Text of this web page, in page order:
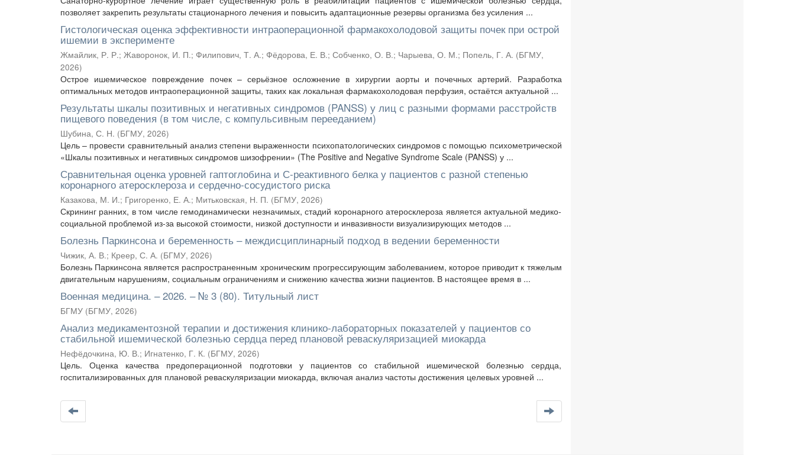
позволяет закрепить результаты стационарного лечения и повысить адаптационные резервы организма без усиления ...
Гистологическая оценка эффективности интраоперационной фармакохолодовой защиты почек при острой
ишемии в эксперименте
Жмайлик, Р. Р.; Жаворонок, И. П.; Филипович, Т. А.; Фёдорова, Е. В.; Собченко, О. В.; Чарыева, О. М.; Попель, Г. А. (БГМУ,
2026)
Острое ишемическое повреждение почек – серьёзное осложнение в хирургии аорты и почечных артерий. Разработка
оптимальных методов интраоперационной защиты, таких как локальная фармакохолодовая перфузия, остаётся актуальной ...
Результаты шкалы позитивных и негативных синдромов (PANSS) у лиц с разными формами расстройств
пищевого поведения (в том числе, с компульсивным перееданием)
Шубина, С. Н. (БГМУ, 2026)
Цель – провести сравнительный анализ степени выраженности психопатологических синдромов с помощью психометрической
«Шкалы позитивных и негативных синдромов шизофрении» (The Positive and Negative Syndrome Scale (PANSS) у ...
Сравнительная оценка уровней гаптоглобина и С-реактивного белка у пациентов с разной степенью
коронарного атеросклероза и сердечно-сосудистого риска
Казакова, М. И.; Григоренко, Е. А.; Митьковская, Н. П. (БГМУ, 2026)
Скрининг ранних, в том числе гемодинамически незначимых, стадий коронарного атеросклероза является актуальной медико-
социальной проблемой из-за высокой стоимости, низкой доступности и инвазивности визуализирующих методов ...
Болезнь Паркинсона и беременность – междисциплинарный подход в ведении беременности
Чижик, А. В.; Креер, С. А. (БГМУ, 2026)
Болезнь Паркинсона является распространенным хроническим прогрессирующим заболеванием, которое приводит к тяжелым
двигательным нарушениям, социальным ограничениям и снижению качества жизни пациентов. В настоящее время в ...
Военная медицина. – 2026. – № 3 (80). Титульный лист
БГМУ (БГМУ, 2026)
Анализ медикаментозной терапии и достижения клинико-лабораторных показателей у пациентов со
стабильной ишемической болезнью сердца перед плановой реваскуляризацией миокарда
Нефёдочкина, Ю. В.; Игнатенко, Г. К. (БГМУ, 2026)
Цель. Оценка качества предоперационной подготовки у пациентов со стабильной ишемической болезнью сердца,
госпитализированных для плановой реваскуляризации миокарда, включая анализ частоты достижения целевых уровней ...